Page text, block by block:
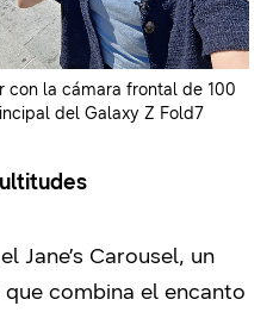
la cámara frontal de 100
del Galaxy Z Fold7
Jane’s Carousel, un
combina el encanto